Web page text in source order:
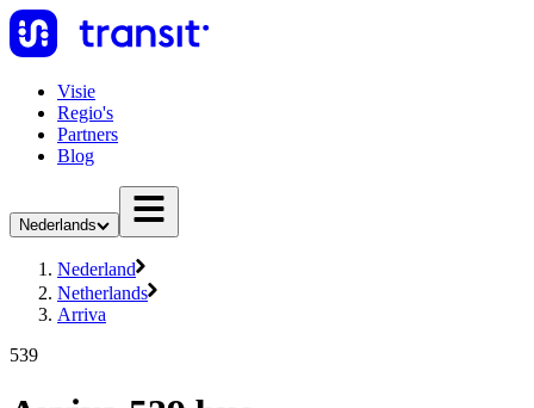
Visie
Regio's
Partners
Blog
Nederlands
Nederland
Netherlands
Arriva
539